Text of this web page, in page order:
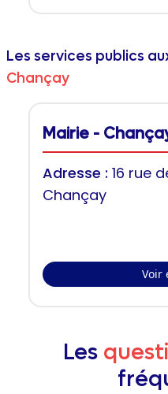
Les services publics
Chançay
Mairie -
Adresse : 16 rue
Chançay
Voir
Les